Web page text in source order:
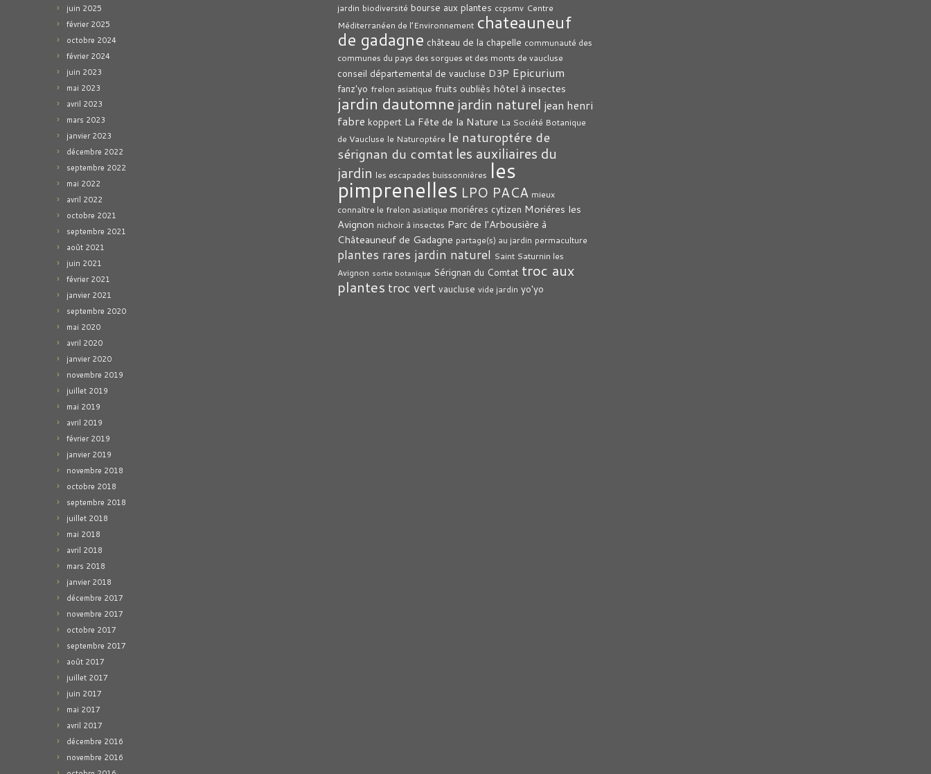
juin 2025
février 2025
octobre 2024
février 2024
juin 2023
mai 2023
avril 2023
mars 2023
janvier 2023
décembre 2022
septembre 2022
mai 2022
avril 2022
octobre 2021
septembre 2021
août 2021
juin 2021
février 2021
janvier 2021
septembre 2020
mai 2020
avril 2020
janvier 2020
novembre 2019
juillet 2019
mai 2019
avril 2019
février 2019
janvier 2019
novembre 2018
octobre 2018
septembre 2018
juillet 2018
mai 2018
avril 2018
mars 2018
janvier 2018
décembre 2017
novembre 2017
octobre 2017
septembre 2017
août 2017
juillet 2017
juin 2017
mai 2017
avril 2017
décembre 2016
novembre 2016
jardin biodiversité bourse aux plantes ccpsmv Centre
Méditerranéen de l’Environnement chateauneuf
de gadagne château de la chapelle communauté des
communes du pays des sorgues et des monts de vaucluse
conseil départemental de vaucluse D3P Epicurium
fanz'yo frelon asiatique fruits oubliès hôtel à insectes
jardin dautomne jardin naturel jean henri
fabre koppert La Fête de la Nature La Société Botanique
de Vaucluse le Naturoptére le naturoptére de
sérignan du comtat les auxiliaires du
jardin les escapades buissonnières les
pimprenelles LPO PACA mieux
connaître le frelon asiatique moriéres cytizen Moriéres les
Avignon nichoir à insectes Parc de l'Arbousière à
Châteauneuf de Gadagne partage(s) au jardin permaculture
plantes rares jardin naturel Saint Saturnin les
Avignon sortie botanique Sérignan du Comtat troc aux
plantes troc vert vaucluse vide jardin yo'yo